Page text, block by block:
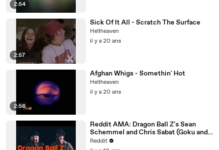
2:54
2:57
Sick Of It All - Scratch The Surface
Hellheaven
il y a 20 ans
2:56
Afghan Whigs - Somethin' Hot
Hellheaven
il y a 20 ans
Reddit AMA: Dragon Ball Z's Sean
Schemmel and Chris Sabat (Goku and
Vegeta)
Reddit